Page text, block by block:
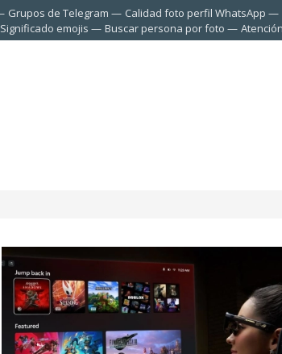
Grupos de Telegram Calidad foto perfil WhatsApp
Significado emojis Buscar persona por foto